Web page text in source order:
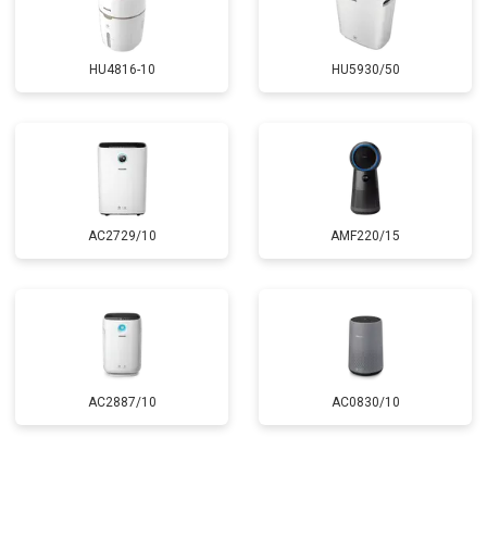
HU4816-10 HU5930/50
AC2729/10 AMF220/15
AC2887/10 AC0830/10